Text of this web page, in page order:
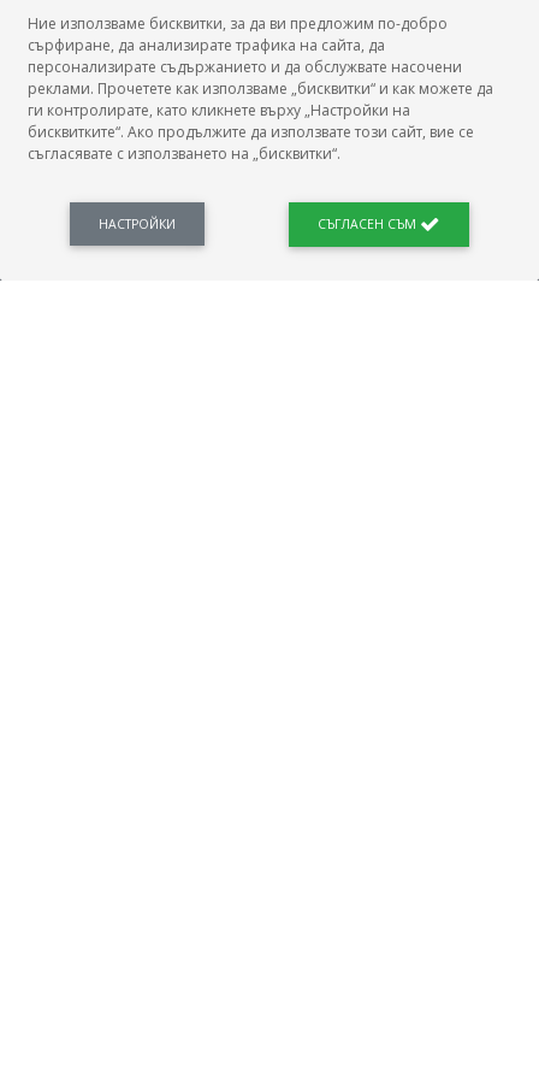
БГ Заплати
Новини, законови нормативи, кариерно ориентиране. Списък на всички
професии и трудови характеристики. Минимален облагаем доход. Калкулатор
Ние използваме бисквитки, за да ви предложим по-добро
сърфиране, да анализирате трафика на сайта, да
персонализирате съдържанието и да обслужвате насочени
реклами. Прочетете как използваме „бисквитки“ и как можете да
ги контролирате, като кликнете върху „Настройки на
бисквитките“. Ако продължите да използвате този сайт, вие се
съгласявате с използването на „бисквитки“.
НАСТРОЙКИ СЪГЛАСЕН СЪМ